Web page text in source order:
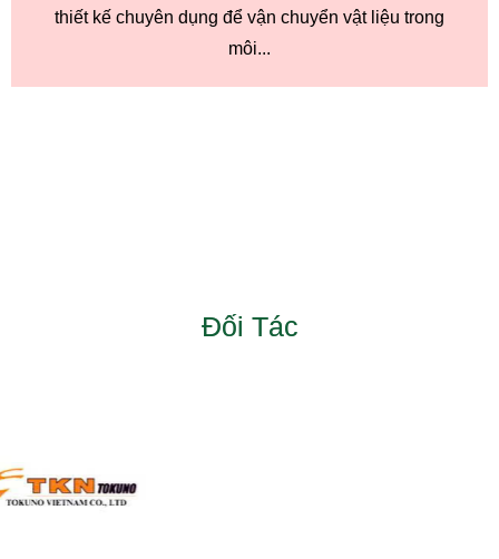
thiết kế chuyên dụng để vận chuyển vật liệu trong
môi...
Đối Tác